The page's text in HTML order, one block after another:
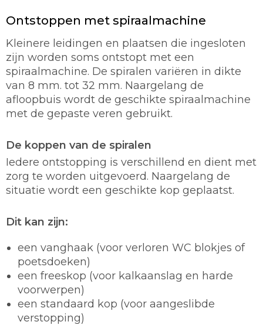
Ontstoppen met spiraalmachine
Kleinere leidingen en plaatsen die ingesloten
zijn worden soms ontstopt met een
spiraalmachine. De spiralen variëren in dikte
van 8 mm. tot 32 mm. Naargelang de
afloopbuis wordt de geschikte spiraalmachine
met de gepaste veren gebruikt.
De koppen van de spiralen
Iedere ontstopping is verschillend en dient met
zorg te worden uitgevoerd. Naargelang de
situatie wordt een geschikte kop geplaatst.
Dit kan zijn:
een vanghaak (voor verloren WC blokjes of
poetsdoeken)
een freeskop (voor kalkaanslag en harde
voorwerpen)
een standaard kop (voor aangeslibde
verstopping)